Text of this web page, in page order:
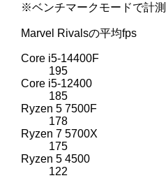
※ベンチマークモードで計測
Marvel Rivalsの平均fps
Core i5-14400F
195
Core i5-12400
185
Ryzen 5 7500F
178
Ryzen 7 5700X
175
Ryzen 5 4500
122